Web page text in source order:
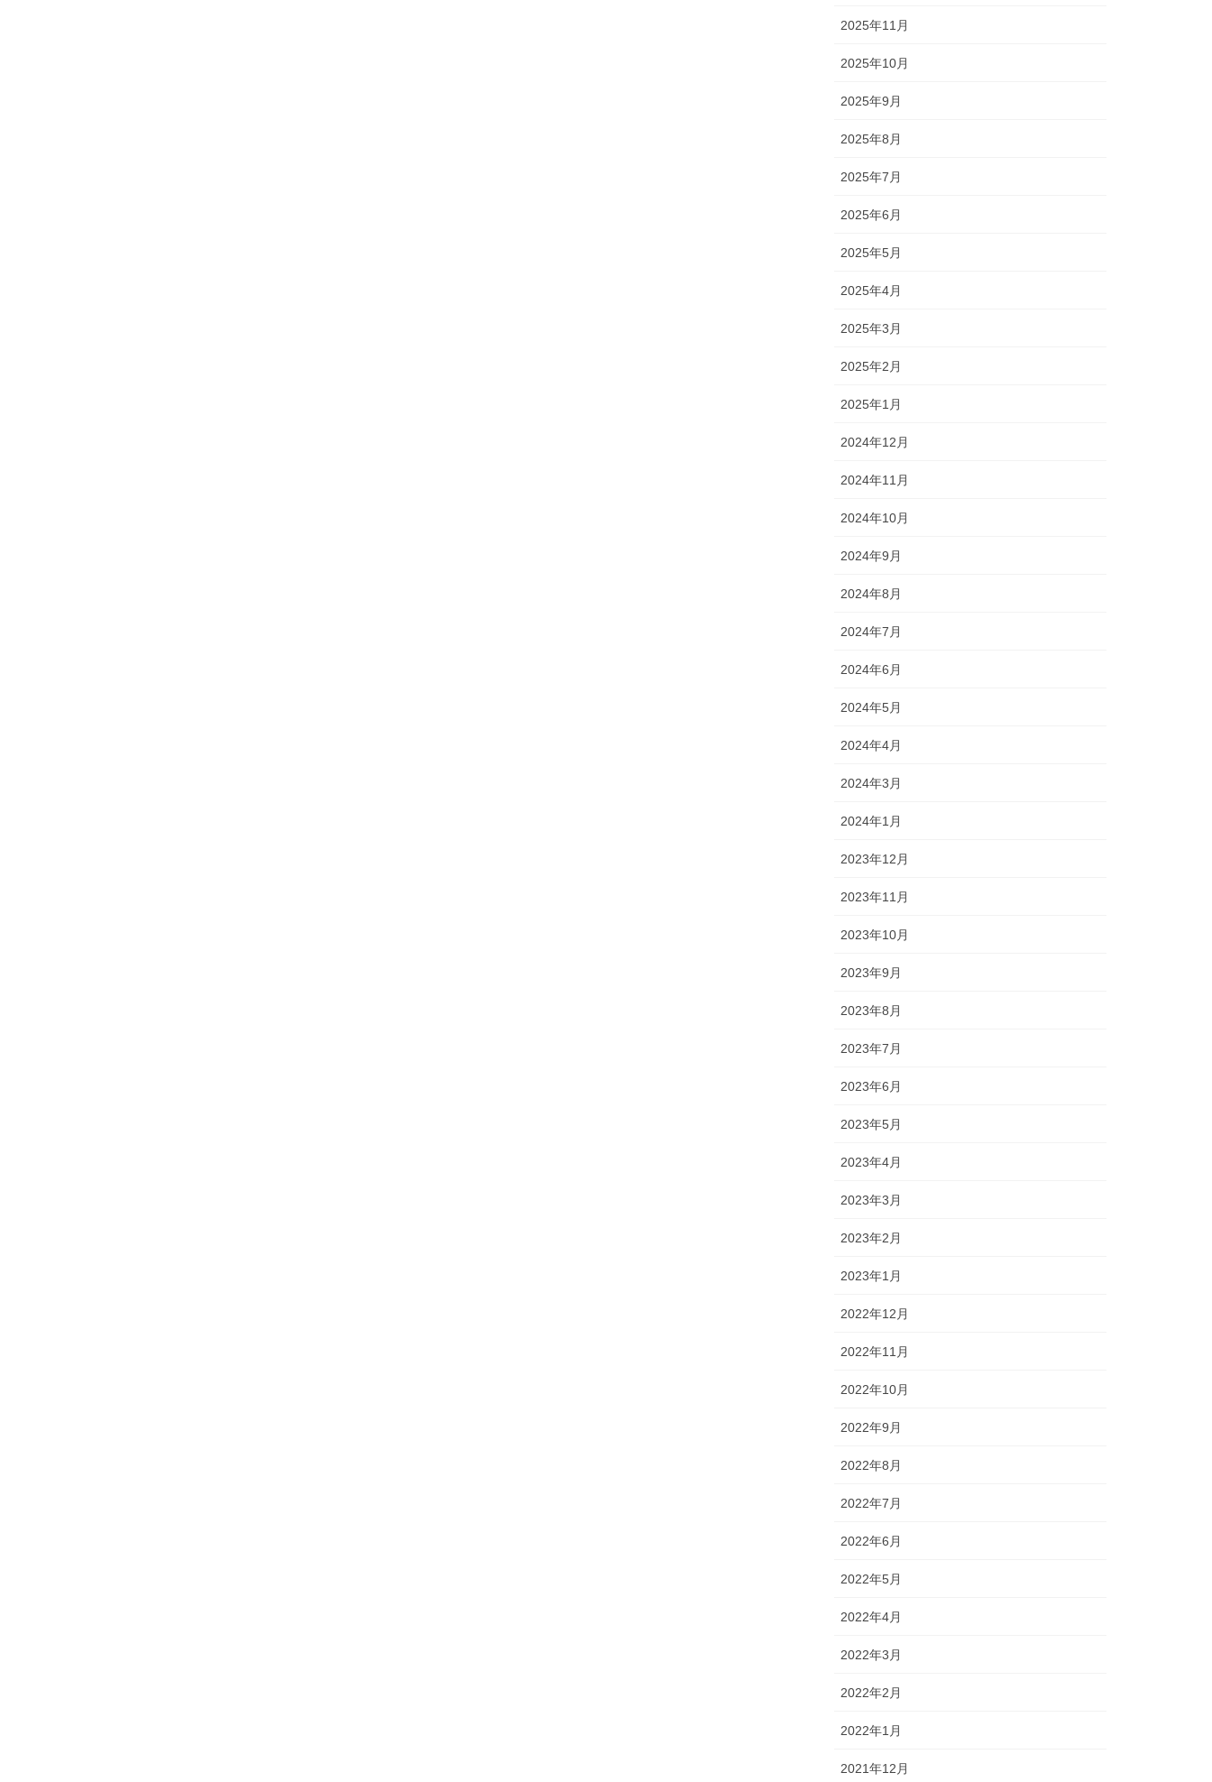
2025年11月
2025年10月
2025年9月
2025年8月
2025年7月
2025年6月
2025年5月
2025年4月
2025年3月
2025年2月
2025年1月
2024年12月
2024年11月
2024年10月
2024年9月
2024年8月
2024年7月
2024年6月
2024年5月
2024年4月
2024年3月
2024年1月
2023年12月
2023年11月
2023年10月
2023年9月
2023年8月
2023年7月
2023年6月
2023年5月
2023年4月
2023年3月
2023年2月
2023年1月
2022年12月
2022年11月
2022年10月
2022年9月
2022年8月
2022年7月
2022年6月
2022年5月
2022年4月
2022年3月
2022年2月
2022年1月
2021年12月